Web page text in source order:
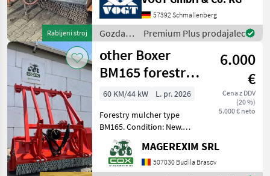
Rabljeni stroj
Österreich = Große Auswahl
an TMC Forstmulchern,
Forstfräsen &
Steinbrechern für Schlep
57392 Schmallenberg
Gozdarska
in
lesarska
mehanizacija
/
Sonstige
Premium Plus prodajalec
other Boxer
BM165 forestry
mower /
mulcher
6.000
€
Cena z DDV
(20 %)
5.000 € neto
60 KM/44 kW
L. pr. 2026
Forestry mulcher type
BM165. Condition: New.
Working width: 1.65 m. For
60 – 100 Hp tractor. With
bumper. Maximum stem
MAGEREXIM SRL
507030 Budila Brasov